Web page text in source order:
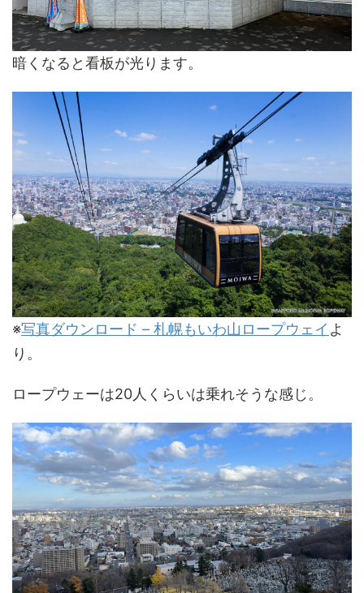
暗くなると看板が光ります。
※写真ダウンロード – 札幌もいわ山ロープウェイ よ
り。
ロープウェーは20人くらいは乗れそうな感じ。